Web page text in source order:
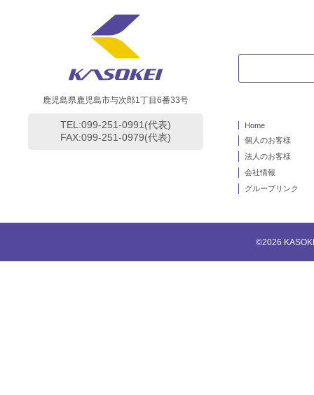
鹿児島県鹿児島市与次郎1丁目6番33号
TEL:099-251-0991(代表)
FAX:099-251-0979(代表)
Home
個人のお客様
法人のお客様
会社情報
グループリンク
©2026